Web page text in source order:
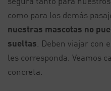
como para los demás
nuestras mascotas no
sueltas . Deben viajar con
les corresponda. Veamos
concreta.